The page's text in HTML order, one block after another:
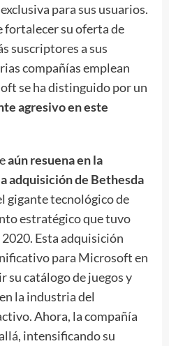
para sus usuarios.
fortalecer su oferta de
suscriptores a sus
compañías emplean
se ha distinguido por un
agresivo en este
aún resuena en la
adquisición de Bethesda
gigante tecnológico de
estratégico que tuvo
Esta adquisición
para Microsoft en
su catálogo de juegos y
la industria del
Ahora, la compañía
intensificando su